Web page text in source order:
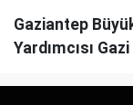
Gaziantep
Yardımcısı